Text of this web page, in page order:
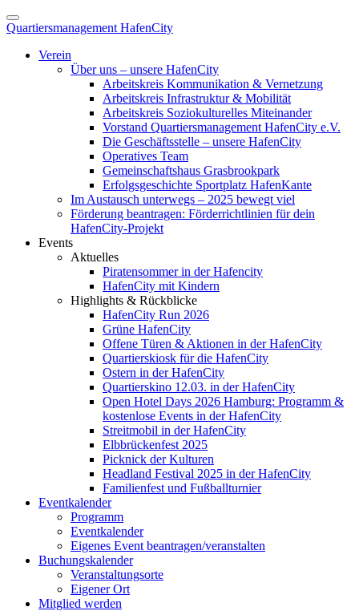
Quartiersmanagement HafenCity
Verein
Über uns – unsere HafenCity
Arbeitskreis Kommunikation & Vernetzung
Arbeitskreis Infrastruktur & Mobilität
Arbeitskreis Soziokulturelles Miteinander
Vorstand Quartiersmanagement HafenCity e.V.
Die Geschäftsstelle – unsere HafenCity
Operatives Team
Gemeinschaftshaus Grasbrookpark
Erfolgsgeschichte Sportplatz HafenKante
Im Austausch unterwegs – 2025 bewegt viel
Förderung beantragen: Förderrichtlinien für dein
HafenCity-Projekt
Events
Aktuelles
Piratensommer in der Hafencity
HafenCity mit Kindern
Highlights & Rückblicke
HafenCity Run 2026
Grüne HafenCity
Offene Türen & Aktionen in der HafenCity
Quartierskiosk für die HafenCity
Ostern in der HafenCity
Quartierskino 12.03. in der HafenCity
Open Hotel Days 2026 Hamburg: Programm &
kostenlose Events in der HafenCity
Streitmobil in der HafenCity
Elbbrückenfest 2025
Picknick der Kulturen
Headland Festival 2025 in der HafenCity
Familienfest und Fußballturnier
Eventkalender
Programm
Eventkalender
Eigenes Event beantragen/veranstalten
Buchungskalender
Veranstaltungsorte
Eigener Ort
Mitglied werden